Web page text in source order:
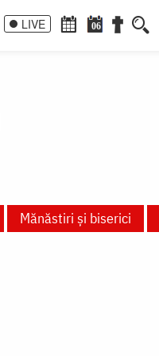
LIVE 06
Mănăstiri și biserici